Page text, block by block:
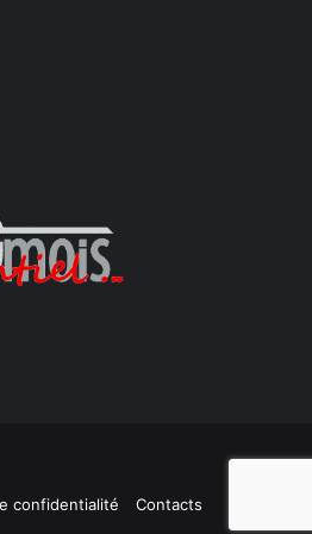
confidentialité Contacts